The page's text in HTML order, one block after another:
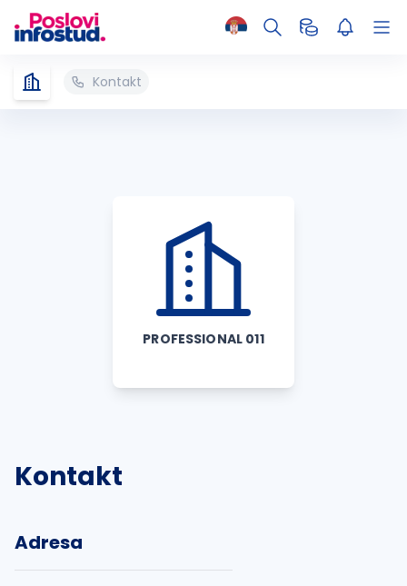
Kontakt
PROFESSIONAL 011
Kontakt
Adresa